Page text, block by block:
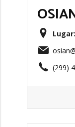
Lugar:
(299)